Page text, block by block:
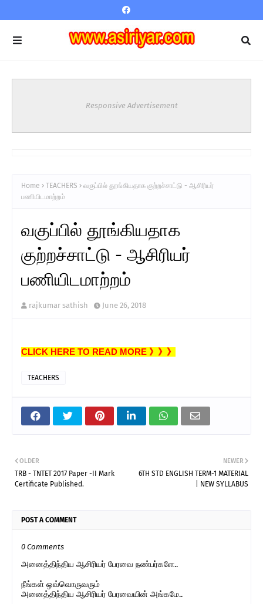
Responsive Advertisement
Home TEACHERS
வகுப்பில் தூங்கியதாக குற்றச்சாட்டு - ஆசிரியர்
பணியிடமாற்றம்
வகுப்பில் தூங்கியதாக
குற்றச்சாட்டு - ஆசிரியர்
பணியிடமாற்றம்
rajkumar sathish June 26, 2018
CLICK HERE TO READ MORE 》》》
TEACHERS
NEWER
6TH STD ENGLISH TERM-1 MATERIAL
| NEW SYLLABUS
OLDER
TRB - TNTET 2017 Paper -II Mark
Certificate Published.
POST A COMMENT
0 Comments
அனைத்திந்திய ஆசிரியர் பேரவை நண்பர்களே..
நீங்கள் ஒவ்வொருவரும்
அனைத்திந்திய ஆசிரியர் பேரவையின் அங்கமே..